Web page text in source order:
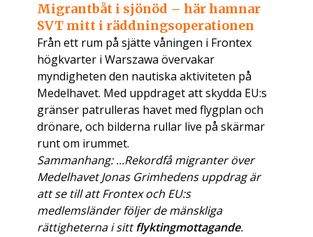
Migrantbåt i sjönöd – här hamnar
SVT mitt i räddningsoperationen
Från ett rum på sjätte våningen i Frontex
högkvarter i Warszawa övervakar
myndigheten den nautiska aktiviteten på
Medelhavet. Med uppdraget att skydda EU:s
gränser patrulleras havet med flygplan och
drönare, och bilderna rullar live på skärmar
runt om irummet.
Sammanhang: ...Rekordfå migranter över
Medelhavet Jonas Grimhedens uppdrag är
att se till att Frontex och EU:s
medlemsländer följer de mänskliga
rättigheterna i sittflyktingmottagande.